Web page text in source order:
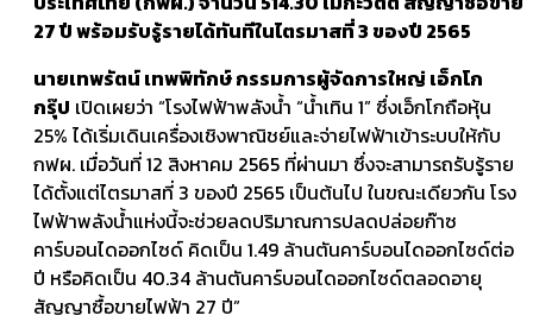
27 ปี พร้อมรับรู้รายได้ทันทีในไตรมาสที่ 3 ของปี 2565
นายเทพรัตน์ เทพพิทักษ์ กรรมการผู้จัดการใหญ่ เอ็กโก
กรุ๊ป เปิดเผยว่า “โรงไฟฟ้าพลังน้ำ “น้ำเทิน 1” ซึ่งเอ็กโกถือหุ้น
25% ได้เริ่มเดินเครื่องเชิงพาณิชย์และจ่ายไฟฟ้าเข้าระบบให้กับ
กฟผ. เมื่อวันที่ 12 สิงหาคม 2565 ที่ผ่านมา ซึ่งจะสามารถรับรู้ราย
ได้ตั้งแต่ไตรมาสที่ 3 ของปี 2565 เป็นต้นไป ในขณะเดียวกัน โรง
ไฟฟ้าพลังน้ำแห่งนี้จะช่วยลดปริมาณการปลดปล่อยก๊าซ
คาร์บอนไดออกไซด์ คิดเป็น 1.49 ล้านตันคาร์บอนไดออกไซด์ต่อ
ปี หรือคิดเป็น 40.34 ล้านตันคาร์บอนไดออกไซด์ตลอดอายุ
สัญญาซื้อขายไฟฟ้า 27 ปี”